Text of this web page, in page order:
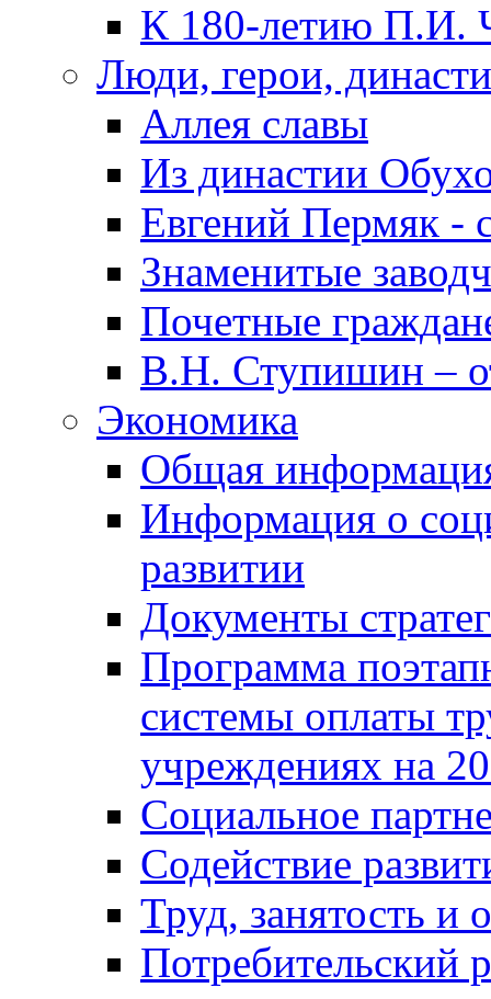
К 180-летию П.И.
Люди, герои,
Аллея славы
Из династии
Евгений Пермяк -
Знаменитые
Почетные
В.Н. Ступишин –
Экономика
Общая
Информация о
развитии
Документы
Программа
системы оплаты
учреждениях на
Социальное
Содействие
Труд, занятость и
Потребительский